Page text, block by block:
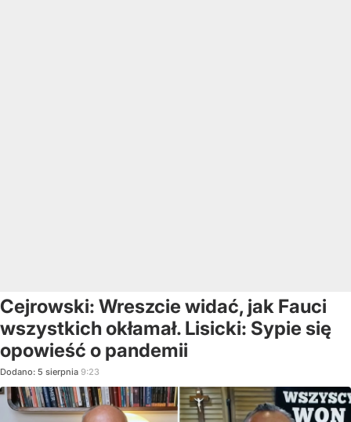
Cejrowski: Wreszcie widać, jak Fauci
wszystkich okłamał. Lisicki: Sypie się
opowieść o pandemii
Dodano: 5 sierpnia 9:23